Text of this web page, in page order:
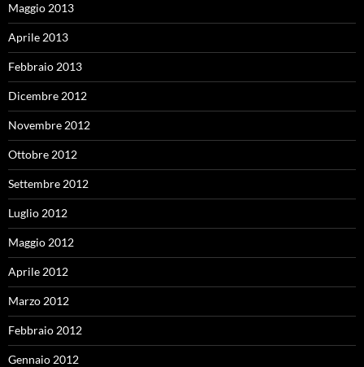
Maggio 2013
Aprile 2013
Febbraio 2013
Dicembre 2012
Novembre 2012
Ottobre 2012
Settembre 2012
Luglio 2012
Maggio 2012
Aprile 2012
Marzo 2012
Febbraio 2012
Gennaio 2012